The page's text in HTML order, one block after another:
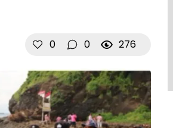
0 0 276